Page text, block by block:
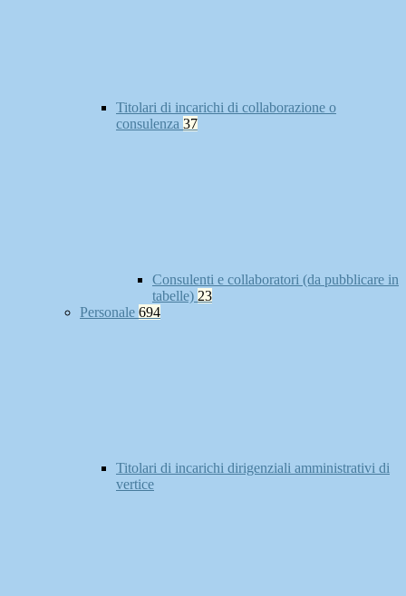
Titolari di incarichi di collaborazione o
consulenza 37
Consulenti e collaboratori (da pubblicare in
tabelle) 23
Personale 694
Titolari di incarichi dirigenziali amministrativi di
vertice